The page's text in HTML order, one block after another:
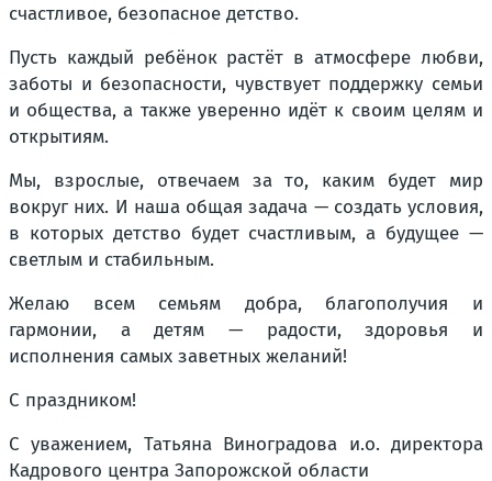
счастливое, безопасное детство.
Пусть каждый ребёнок растёт в атмосфере любви,
заботы и безопасности, чувствует поддержку семьи
и общества, а также уверенно идёт к своим целям и
открытиям.
Мы, взрослые, отвечаем за то, каким будет мир
вокруг них. И наша общая задача — создать условия,
в которых детство будет счастливым, а будущее —
светлым и стабильным.
Желаю всем семьям добра, благополучия и
гармонии, а детям — радости, здоровья и
исполнения самых заветных желаний!
С праздником!
С уважением, Татьяна Виноградова и.о. директора
Кадрового центра Запорожской области